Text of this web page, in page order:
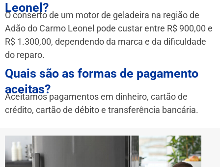
Leonel?
O conserto de um motor de geladeira na região de
Adão do Carmo Leonel pode custar entre R$ 900,00 e
R$ 1.300,00, dependendo da marca e da dificuldade
do reparo.
Quais são as formas de pagamento
aceitas?
Aceitamos pagamentos em dinheiro, cartão de
crédito, cartão de débito e transferência bancária.